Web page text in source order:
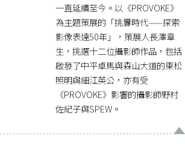
一直延續至今。以《PROVOKE》
為主題策展的「挑釁時代——探索
影像表達50年」，策展人長澤章
生，挑選十二位攝影師作品，包括
啟發了中平卓馬與森山大道的東松
照明與細江英公，亦有受
《PROVOKE》影響的攝影師野村
佐紀子與SPEW。